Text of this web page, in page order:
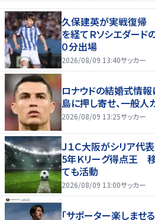
久保建英が実戦復帰
を経てＲソシエダード
０分出場
2026/08/09 13:40サッカー
ロナウドの結婚式情
島に押し寄せ、一般人
2026/08/09 13:25サッカー
Ｊ１Ｃ大阪がシリア
5年Ｋリーグ得点王
ても活動
2026/08/09 13:00サッカー
「サポーター楽しませ